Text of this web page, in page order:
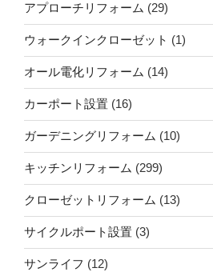
アプローチリフォーム (29)
ウォークインクローゼット (1)
オール電化リフォーム (14)
カーポート設置 (16)
ガーデニングリフォーム (10)
キッチンリフォーム (299)
クローゼットリフォーム (13)
サイクルポート設置 (3)
サンライフ (12)